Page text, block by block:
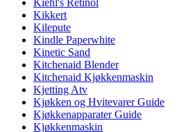
Kiehl's Retinol
Kikkert
Kilepute
Kindle Paperwhite
Kinetic Sand
Kitchenaid Blender
Kitchenaid Kjøkkenmaskin
Kjetting Atv
Kjøkken og Hvitevarer Guide
Kjøkkenapparater Guide
Kjøkkenmaskin